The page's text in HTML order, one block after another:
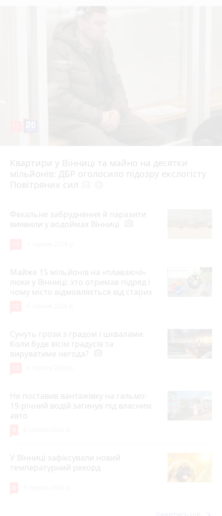
Квартири у Вінниці та майно на десятки
мільйонів: ДБР оголосило підозру екслогісту
Повітряних сил
6 серпня 2026 р.
Фекальне забруднення й паразити
виявили у водоймах Вінниці
Майже 15 мільйонів на «плаваючі»
люки у Вінниці: хто отримав підряд і
чому місто відмовляється від старих
Сунуть грози з градом і шквалами.
Коли буде вісім градусів та
вируватиме негода?
Не поставив вантажівку на гальмо:
19-річний водій загинув під власним
авто
У Вінниці зафіксували новий
температурний рекорд